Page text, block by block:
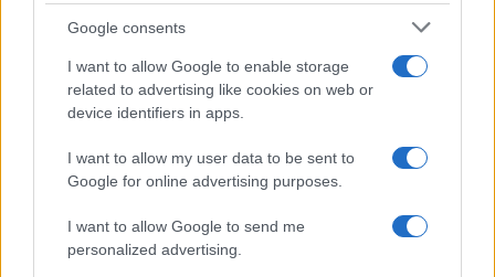
Google consents
I want to allow Google to enable storage
related to advertising like cookies on web or
device identifiers in apps.
I want to allow my user data to be sent to
Google for online advertising purposes.
I want to allow Google to send me
personalized advertising.
la larghezza del giudicante e non la
competenza del giudicato